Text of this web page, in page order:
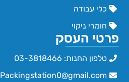
כלי עבודה
חומרי ניקוי
פרטי העסק
טלפון החנות: 03-3818466
Packingstation0@gmail.com